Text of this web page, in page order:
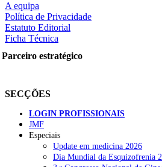
nas redes sociais:
A equipa
Política de Privacidade
Estatuto Editorial
Ficha Técnica
Parceiro estratégico
SECÇÕES
LOGIN PROFISSIONAIS
JMF
Especiais
Update em medicina 2026
Dia Mundial da Esquizofrenia